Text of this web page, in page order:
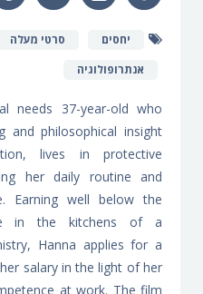
יחסים סרטי מעלה
אנתרופולוגיה
needs 37-year-old who
and philosophical insight
lives in protective
her daily routine and
Earning well below the
in the kitchens of a
Hanna applies for a
salary in the light of her
at work. The film